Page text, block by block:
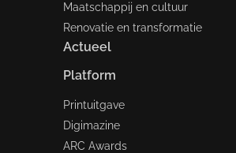
Maatschappij en cultuur
Renovatie en transformatie
Actueel
Platform
Printuitgave
Digimazine
ARC Awards